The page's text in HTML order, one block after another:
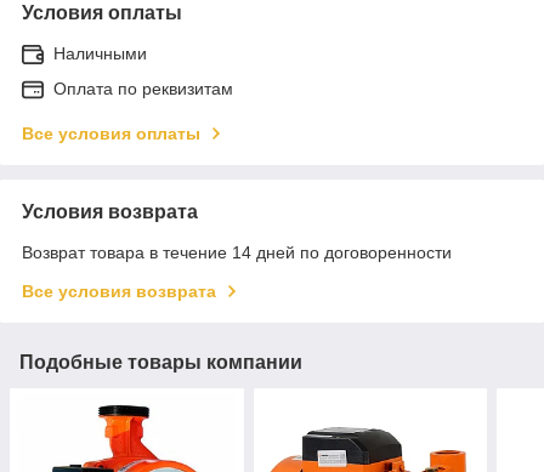
Условия оплаты
Наличными
Оплата по реквизитам
Все условия оплаты
Условия возврата
Возврат товара в течение 14 дней по договоренности
Все условия возврата
Подобные товары компании